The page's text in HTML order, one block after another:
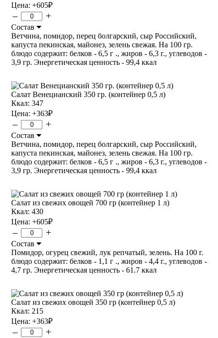
Цена: +605₽
– +
Состав
Ветчина, помидор, перец болгарский, сыр Российский,
капуста пекинская, майонез, зелень свежая. На 100 гр.
блюдо содержит: белков - 6,5 г ., жиров - 6,3 г., углеводов -
3,9 гр. Энергетическая ценность - 99,4 ккал
Салат Венецианский 350 гр. (контейнер 0,5 л)
Ккал: 347
Цена: +363₽
– +
Состав
Ветчина, помидор, перец болгарский, сыр Российский,
капуста пекинская, майонез, зелень свежая. На 100 гр.
блюдо содержит: белков - 6,5 г ., жиров - 6,3 г., углеводов -
3,9 гр. Энергетическая ценность - 99,4 ккал
Салат из свежих овощей 700 гр (контейнер 1 л)
Ккал: 430
Цена: +605₽
– +
Состав
Помидор, огурец свежий, лук репчатый, зелень. На 100 г.
блюдо содержит: белков - 1,1 г ., жиров - 4,4 г., углеводов -
4,7 гр. Энергетическая ценность - 61.7 ккал
Салат из свежих овощей 350 гр (контейнер 0,5 л)
Ккал: 215
Цена: +363₽
– +